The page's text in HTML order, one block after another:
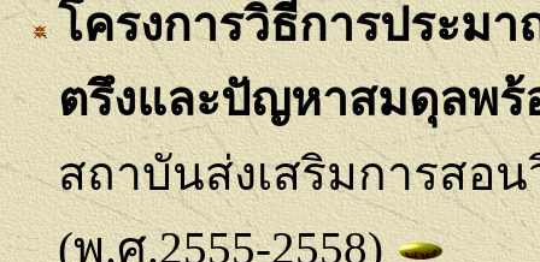
โครงการวิธีการประม
ตรึงและปัญหาสมดุลพ
สถาบันส่งเสริมการสอ
(พ.ศ.2555-2558)